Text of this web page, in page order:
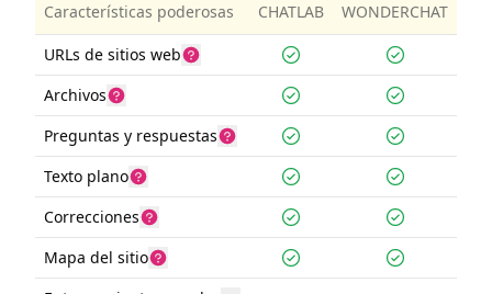
Características poderosas CHATLAB WONDERCHAT
URLs de sitios web
Archivos
Preguntas y respuestas
Texto plano
Correcciones
Mapa del sitio